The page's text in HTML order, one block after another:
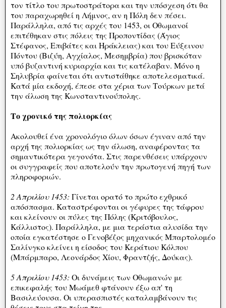
τον τίτλο του πρωτοστράτορα και την υπόσχεση ότι θα
του παραχωρηθεί η Λήμνος, αν η Πόλη δεν πέσει.
Παράλληλα, από τις αρχές του 1453, οι Οθωμανοί
επιτέθηκαν στις πόλεις της Προποντίδας (Άγιος
Στέφανος, Επιβάτες και Ηράκλειας) και του Εύξεινου
Πόντου (Βιζύη, Αγχίαλος, Μεσημβρία) που βρισκόταν
υπό βυζαντινή κυριαρχία και τις κατέλαβαν. Μόνο η
Σηλυβρία φαίνεται ότι αντιστάθηκε αποτελεσματικά.
Κατά μία εκδοχή, έπεσε στα χέρια των Τούρκων μετά
την άλωση της Κωνσταντινούπολης.
Το χρονικό της πολιορκίας
Ακολουθεί ένα χρονολόγιο όλων όσων έγιναν από την
αρχή της πολιορκίας ως την άλωση, αναφέροντας τα
σημαντικότερα γεγονότα. Στις παρενθέσεις υπάρχουν
οι συγγραφείς που αποτελούν την πρωτογενή πηγή των
πληροφοριών.
2 Απριλίου 1453: Γίνεται ορατό το πρώτο εχθρικό
απόσπασμα. Καταστρέφονται οι γέφυρες της τάφρου
και κλείνουν οι πύλες της Πόλης (Κριτόβουλος,
Κάλλιστος). Παράλληλα, με μια τεράστια αλυσίδα την
οποία εγκατέστησε ο Γενοβέζος μηχανικός Μπαρτολομέο
Σαλίνγκο κλείνει η είσοδος του Κεράτιου Κόλπου
(Μπάρμπαρο, Λεονάρδος Χίου, Φραντζής, Δούκας).
5 Απριλίου 1453: Οι δυνάμεις των Οθωμανών με
επικεφαλής του Μωάμεθ φτάνουν έξω απ' τη
Βασιλεύουσα. Οι υπερασπιστές καταλαμβάνουν τις